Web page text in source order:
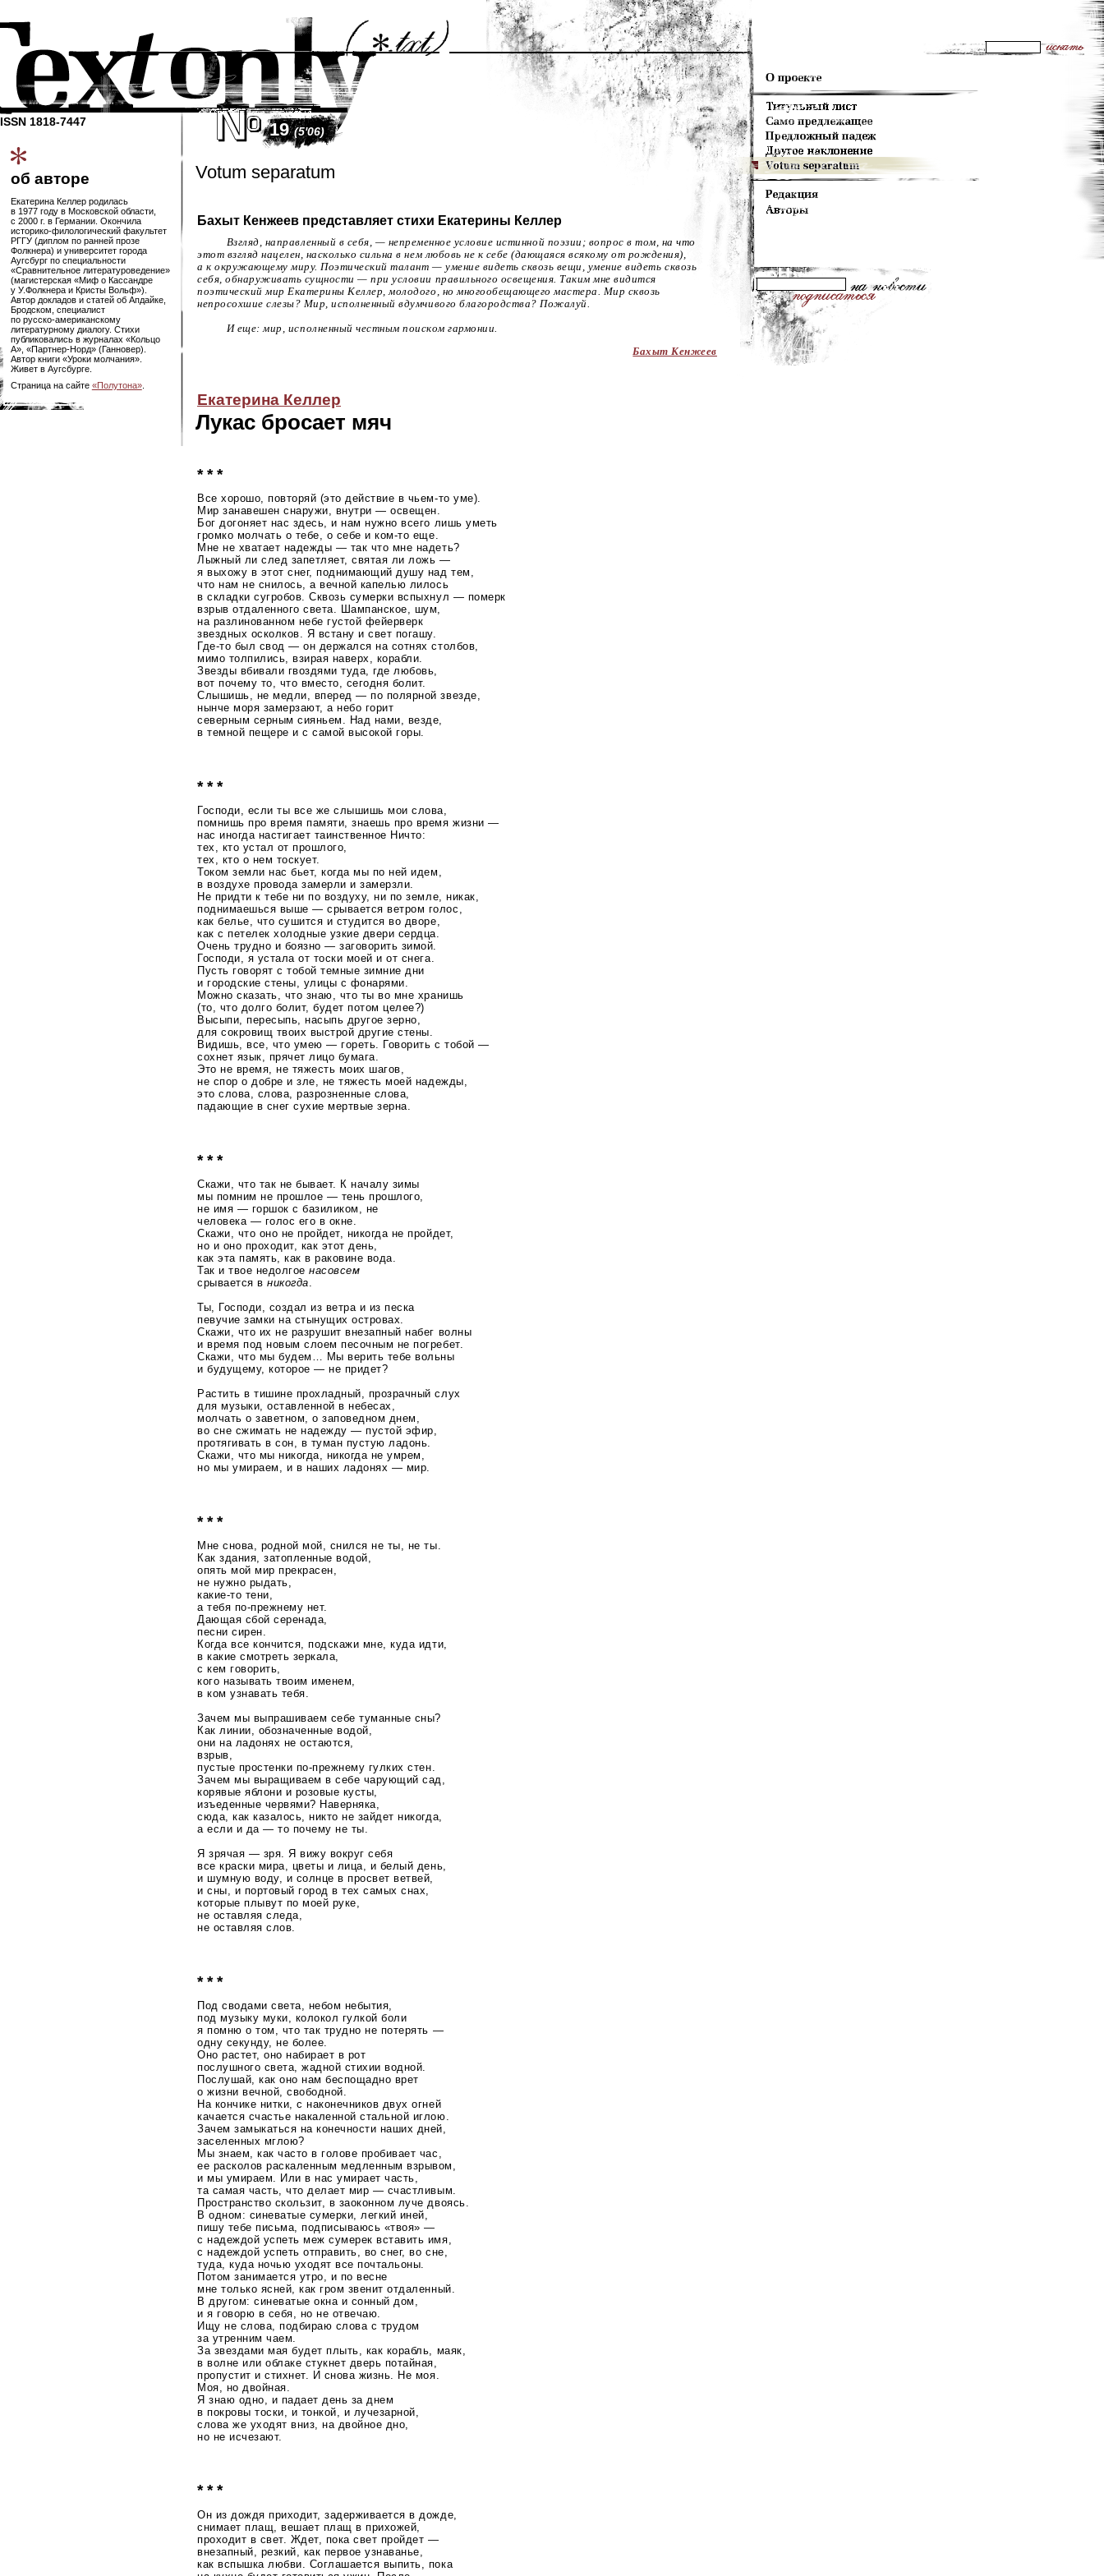
ISSN 1818-7447
об авторе
Екатерина Келлер родилась
в 1977 году в Московской области,
с 2000 г. в Германии. Окончила
историко-филологическийфакультет
РГГУ (диплом по ранней прозе
Фолкнера) и университет города
Аугсбург по специальности
«Сравнительное литературоведение»
(магистерская «Миф о Кассандре
у У.Фолкнера и Кристы Вольф»).
Автор докладов и статей об Апдайке,
Бродском, специалист
по русско-американскому
литературному диалогу. Стихи
публиковались в журналах «Кольцо
А», «Партнер-Норд»(Ганновер).
Автор книги «Уроки молчания».
Живет в Аугсбурге.
Страница на сайте «Полутона».
19(5'06)
Votum separatum
Бахыт Кенжеев представляет стихи Екатерины Келлер
Взгляд, направленный в себя, — непременное условие истинной поэзии; вопрос в том, на что
этот взгляд нацелен, насколько сильна в нем любовь не к себе (дающаяся всякому от рождения),
а к окружающему миру. Поэтический талант — умение видеть сквозь вещи, умение видеть сквозь
себя, обнаруживать сущности — при условии правильного освещения. Таким мне видится
поэтический мир Екатерины Келлер, молодого, но многообещающего мастера. Мир сквозь
непросохшие слезы? Мир, исполненный вдумчивого благородства? Пожалуй.
И еще: мир, исполненный честным поиском гармонии.
Бахыт Кенжеев
Екатерина Келлер
Лукас бросает мяч
* * *
Все хорошо, повторяй (это действие в чьем-то уме).
Мир занавешен снаружи, внутри — освещен.
Бог догоняет нас здесь, и нам нужно всего лишь уметь
громко молчать о тебе, о себе иком-то еще.
Мне не хватает надежды — так что мне надеть?
Лыжный ли след запетляет, святая ли ложь —
я выхожу в этот снег, поднимающий душу над тем,
что нам не снилось, а вечной капелью лилось
в складки сугробов. Сквозь сумерки вспыхнул — померк
взрыв отдаленного света. Шампанское, шум,
на разлинованном небе густой фейерверк
звездных осколков. Я встану и свет погашу.
Где-то был свод — он держался на сотнях столбов,
мимо толпились, взирая наверх, корабли.
Звезды вбивали гвоздями туда, где любовь,
вот почему то, что вместо, сегодня болит.
Слышишь, не медли, вперед — по полярной звезде,
нынче моря замерзают, а небо горит
северным серным сияньем. Над нами, везде,
в темной пещере и с самой высокой горы.
* * *
Господи, если ты все же слышишь мои слова,
помнишь про время памяти, знаешь про время жизни —
нас иногда настигает таинственное Ничто:
тех, кто устал от прошлого,
тех, кто о нем тоскует.
Током земли нас бьет, когда мы по ней идем,
в воздухе провода замерли и замерзли.
Не придти к тебе ни по воздуху, ни по земле, никак,
поднимаешься выше — срывается ветром голос,
как белье, что сушится и студится во дворе,
как с петелек холодные узкие двери сердца.
Очень трудно и боязно — заговорить зимой.
Господи, я устала от тоски моей и от снега.
Пусть говорят с тобой темные зимние дни
и городские стены, улицы с фонарями.
Можно сказать, что знаю, что ты во мне хранишь
(то, что долго болит, будет потом целее?)
Высыпи, пересыпь, насыпь другое зерно,
для сокровищ твоих выстрой другие стены.
Видишь, все, что умею — гореть. Говорить с тобой —
сохнет язык, прячет лицо бумага.
Это не время, не тяжесть моих шагов,
не спор о добре и зле, не тяжесть моей надежды,
это слова, слова, разрозненные слова,
падающие в снег сухие мертвые зерна.
* * *
Скажи, что так не бывает. К началу зимы
мы помним не прошлое — тень прошлого,
не имя — горшок с базиликом, не
человека — голос его в окне.
Скажи, что оно не пройдет, никогда не пройдет,
но и оно проходит, как этот день,
как эта память, как в раковине вода.
Так и твое недолгоенасовсем
срывается вникогда
Ты, Господи, создал из ветра и из песка
певучие замки на стынущих островах.
Скажи, что их не разрушит внезапный набег волны
и время под новым слоем песочным не погребет.
Скажи, что мы будем… Мы верить тебе вольны
и будущему, которое — не придет?
Растить в тишине прохладный, прозрачный слух
для музыки, оставленной в небесах,
молчать о заветном, о заповедном днем,
во сне сжимать не надежду — пустой эфир,
протягивать в сон, в туман пустую ладонь.
Скажи, что мы никогда, никогда не умрем,
но мы умираем, и в наших ладонях — мир.
* * *
Мне снова, родной мой, снился не ты, не ты.
Как здания, затопленные водой,
опять мой мир прекрасен,
не нужно рыдать,
какие-то тени,
а тебя по-прежнему нет.
Дающая сбой серенада,
песни сирен.
Когда все кончится, подскажи мне, куда идти,
в какие смотреть зеркала,
с кем говорить,
кого называть твоим именем,
в ком узнавать тебя.
Зачем мы выпрашиваем себе туманные сны?
Как линии, обозначенные водой,
они на ладонях не остаются,
взрыв,
пустые простенки по-прежнему гулких стен.
Зачем мы выращиваем в себе чарующий сад,
корявые яблони и розовые кусты,
изъеденные червями? Наверняка,
сюда, как казалось, никто не зайдет никогда,
а если и да — то почему не ты.
Я зрячая — зря. Я вижу вокруг себя
все краски мира, цветы и лица, и белый день,
и шумную воду, и солнце в просвет ветвей,
и сны, и портовый город в тех самых снах,
которые плывут по моей руке,
не оставляя следа,
не оставляя слов.
* * *
Под сводами света, небом небытия,
под музыку муки, колокол гулкой боли
я помню о том, что так трудно не потерять —
одну секунду, не более.
Оно растет, оно набирает в рот
послушного света, жадной стихии водной.
Послушай, как оно нам беспощадно врет
о жизни вечной, свободной.
На кончике нитки, с наконечников двух огней
качается счастье накаленной стальной иглою.
Зачем замыкаться на конечности наших дней,
заселенных мглою?
Мы знаем, как часто в голове пробивает час,
ее расколов раскаленным медленным взрывом,
и мы умираем. Или в нас умирает часть,
та самая часть, что делает мир — счастливым.
Пространство скользит, в заоконном луче двоясь.
В одном: синеватые сумерки, легкий иней,
пишу тебе письма, подписываюсь «твоя» —
с надеждой успеть меж сумерек вставить имя,
с надеждой успеть отправить, во снег, во сне,
туда, куда ночью уходят все почтальоны.
Потом занимается утро, и по весне
мне только ясней, как гром звенит отдаленный.
В другом: синеватые окна и сонный дом,
и я говорю в себя, но не отвечаю.
Ищу не слова, подбираю слова с трудом
за утренним чаем.
За звездами мая будет плыть, как корабль, маяк,
в волне или облаке стукнет дверь потайная,
пропустит и стихнет. И снова жизнь. Не моя.
Моя, но двойная.
Я знаю одно, и падает день за днем
в покровы тоски, и тонкой, и лучезарной,
слова же уходят вниз, на двойное дно,
но не исчезают.
* * *
Он из дождя приходит, задерживается в дожде,
снимает плащ, вешает плащ в прихожей,
проходит в свет. Ждет, пока свет пройдет —
внезапный, резкий, как первое узнаванье,
как вспышка любви. Соглашается выпить, пока